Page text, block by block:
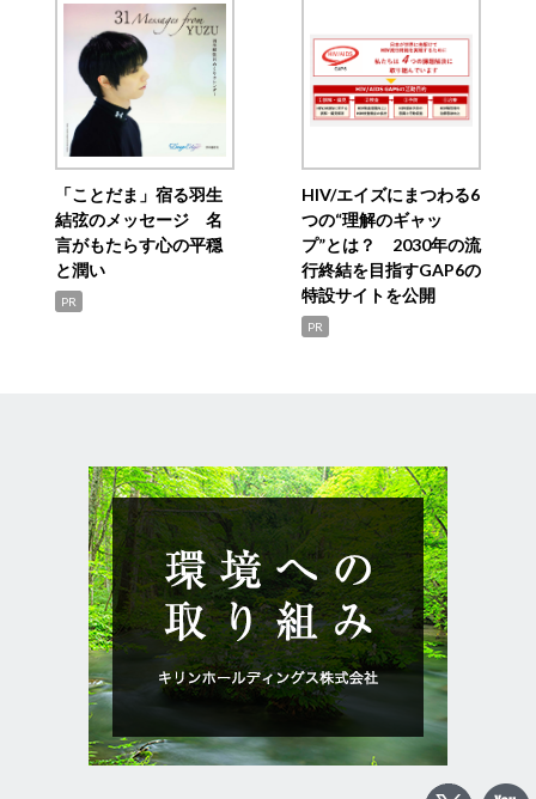
「ことだま」宿る羽生
結弦のメッセージ 名
言がもたらす心の平穏
と潤い
PR
HIV/エイズにまつわる6
つの“理解のギャッ
プ”とは？ 2030年の流
行終結を目指すGAP6の
特設サイトを公開
PR